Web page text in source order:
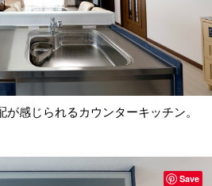
が感じられるカウンターキッチン。
Save